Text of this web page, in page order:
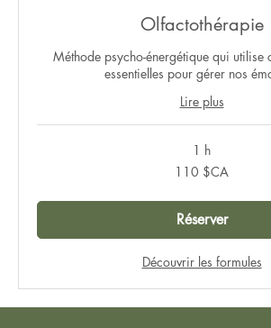
Olfactothérapie
Méthode psycho-énergétique qui utilise
essentielles pour gérer nos
Lire plus
1 h
110 $CA
Réserver
Découvrir les formules